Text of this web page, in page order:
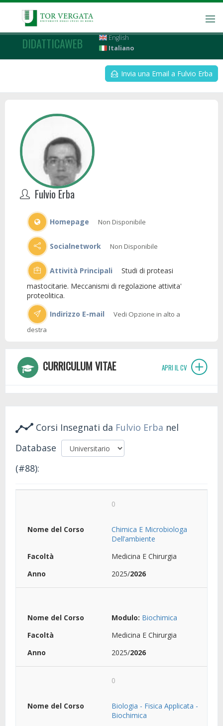
DIDATTICAWEB
English
Italiano
Invia una Email a Fulvio Erba
Fulvio Erba
Homepage Non Disponibile
Socialnetwork Non Disponibile
Attività Principali
mastocitarie. Meccanismi di regolazione attivita'
proteolitica.
Indirizzo E-mail
Vedi Opzione in alto a
destra
CURRICULUM VITAE APRI IL CV
Corsi Insegnati da Fulvio Erba
Database
(#88):
0
Chimica E Microbiologa
Dell’ambiente
Medicina E Chirurgia
2025/2026
Modulo: Biochimica
Medicina E Chirurgia
2025/2026
0
Biologia - Fisica Applicata -
Biochimica